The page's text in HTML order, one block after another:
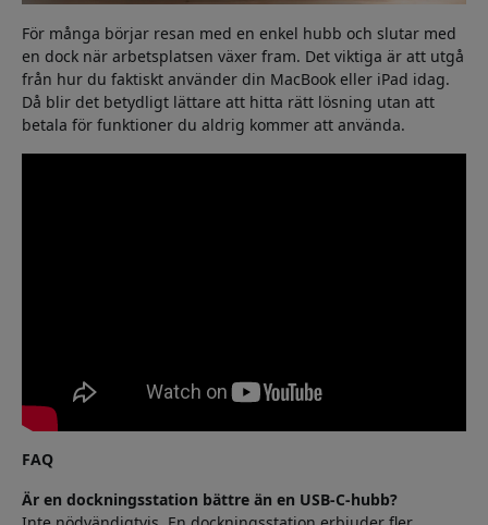
För många börjar resan med en enkel hubb och slutar med
en dock när arbetsplatsen växer fram. Det viktiga är att utgå
från hur du faktiskt använder din MacBook eller iPad idag.
Då blir det betydligt lättare att hitta rätt lösning utan att
betala för funktioner du aldrig kommer att använda.
FAQ
Är en dockningsstation bättre än en USB-C-hubb?